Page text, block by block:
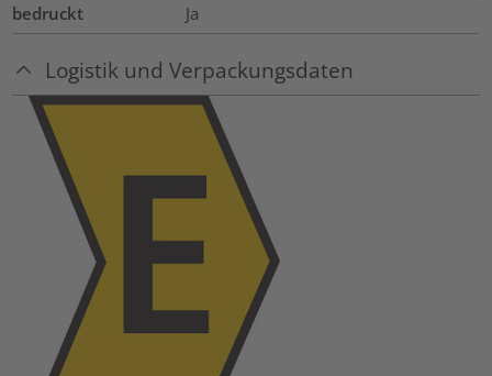
bedruckt Ja
Logistik und Verpackungsdaten